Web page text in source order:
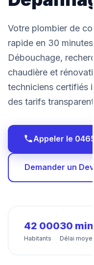
Votre plombier de
rapide en 30
Débouchage,
chaudière et
techniciens certifiés
des tarifs
Appeler le 0465
Demander un
42 000
Habitants
30 min
Délai moyen